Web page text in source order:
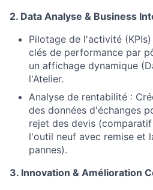
2. Data Analyse & Business
Pilotage de l'activité
clés de performance par
un affichage dynamique
l'Atelier.
Analyse de rentabilité :
des données d'échanges
rejet des devis
l'outil neuf avec remise et
pannes).
3. Innovation & Amélioration